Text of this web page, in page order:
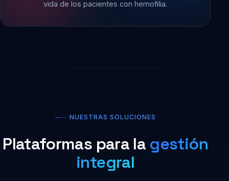
vida de los pacientes con hemofilia.
NUESTRAS SOLUCIONES
Plataformas para la gestión
integral